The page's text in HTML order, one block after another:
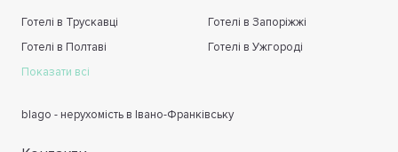
Готелі в Трускавці
Готелі в Запоріжжі
Готелі в Полтаві
Готелі в Ужгороді
Показати всі
blago - нерухомість в Івано-Франківську